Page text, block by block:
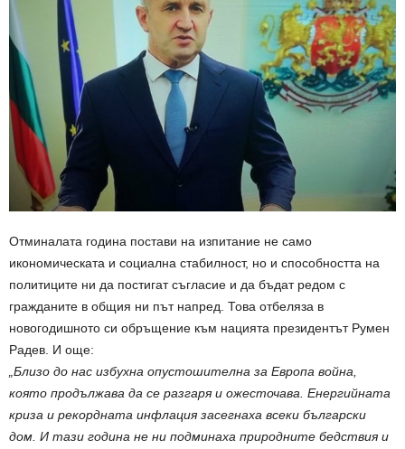
Отминалата година постави на изпитание не само
икономическата и социална стабилност, но и способността на
политиците ни да постигат съгласие и да бъдат редом с
гражданите в общия ни път напред. Това отбеляза в
новогодишното си обръщение към нацията президентът Румен
Радев. И още:
„Близо до нас избухна опустошителна за Европа война,
която продължава да се разгаря и ожесточава. Енергийната
криза и рекордната инфлация засегнаха всеки български
дом. И тази година не ни подминаха природните бедствия и